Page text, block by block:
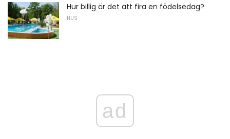
Hur billig är det att fira en födelsedag?
HUS
ad